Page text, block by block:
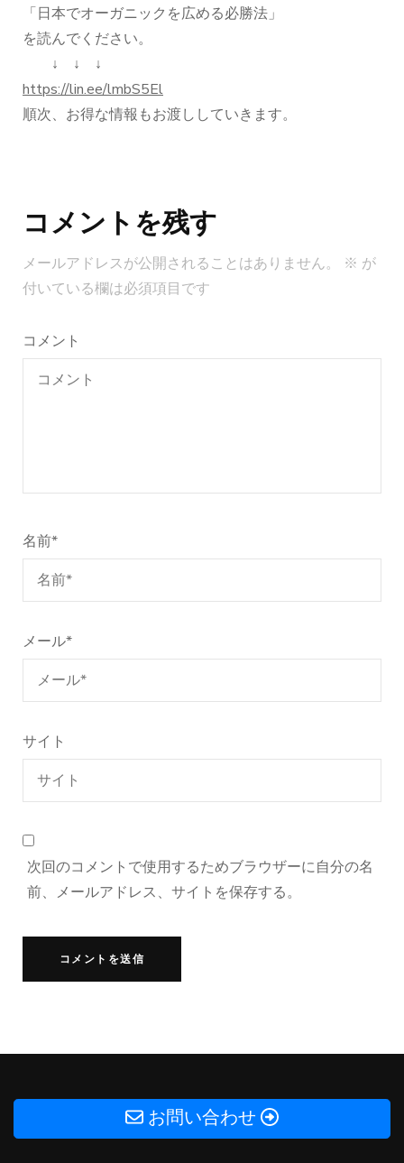
「日本でオーガニックを広める必勝法」
を読んでください。
↓ ↓ ↓
https://lin.ee/lmbS5El
順次、お得な情報もお渡ししていきます。
稿
ナ
ビ
ゲ
シ
ョ
ン
コメントを残す
メールアドレスが公開されることはありません。 ※ が
付いている欄は必須項目です
コメント
名前*
メール*
サイト
次回のコメントで使用するためブラウザーに自分の名
前、メールアドレス、サイトを保存する。
お問い合わせ